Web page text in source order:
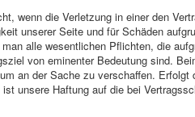
wenn die Verletzung in einer den
unserer Seite und für Schäden
alle wesentlichen Pflichten, die
von eminenter Bedeutung sind.
an der Sache zu verschaffen. Erfolgt
unsere Haftung auf die bei